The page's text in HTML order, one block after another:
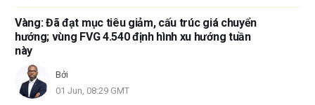
Vàng: Đã đạt mục tiêu giảm, cấu trúc giá chuyển
hướng; vùng FVG 4.540 định hình xu hướng tuần
này
Bởi
01 Jun, 08:29 GMT